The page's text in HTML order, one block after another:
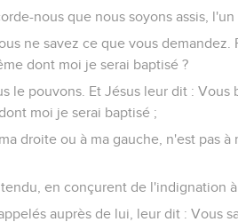
nous que nous soyons assis,
ne savez ce que vous
dont moi je serai baptisé ?
le pouvons. Et Jésus leur dit :
moi je serai baptisé ;
droite ou à ma gauche, n'est pas
en conçurent de l'indignation
auprès de lui, leur dit : Vous